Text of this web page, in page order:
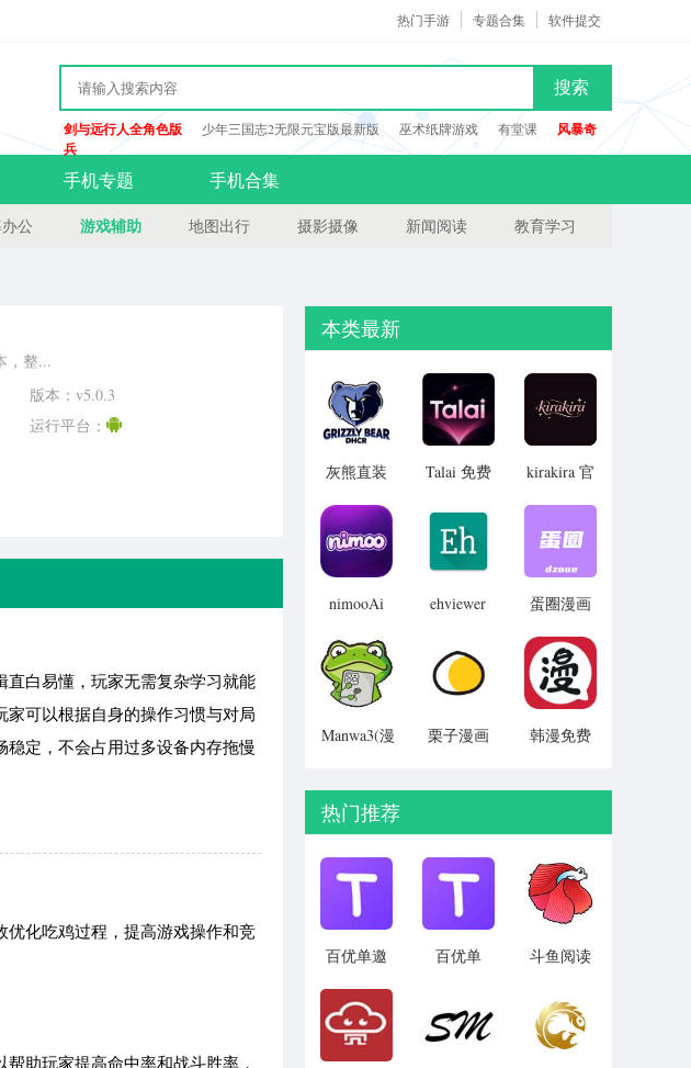
软件提交
专题合集
热门手游
搜索
剑与远行人全角色版 少年三国志2无限元宝版最新版 巫术纸牌游戏 有堂课
风暴奇
兵
手机专题 手机合集
公 游戏辅助 地图出行 摄影摄像 新闻阅读 教育学习
，整...
版本：v5.0.3
运行平台：
白易懂，玩家无需复杂学习就能
可以根据自身的操作习惯与对局
定，不会占用过多设备内存拖慢
化吃鸡过程，提高游戏操作和竞
助玩家提高命中率和战斗胜率，
本类最新
灰熊直装
v2.0
Talai 免费
v1.0.3
kirakira 官
v1.5.1
nimooAi
v1.0.0
ehviewer
v5.2.1
蛋圈漫画
v1.1.48
Manwa3(漫
版 v2.0.0
栗子漫画
韩漫免费
热门推荐
百优单邀
v1.1.3
百优单
斗鱼阅读